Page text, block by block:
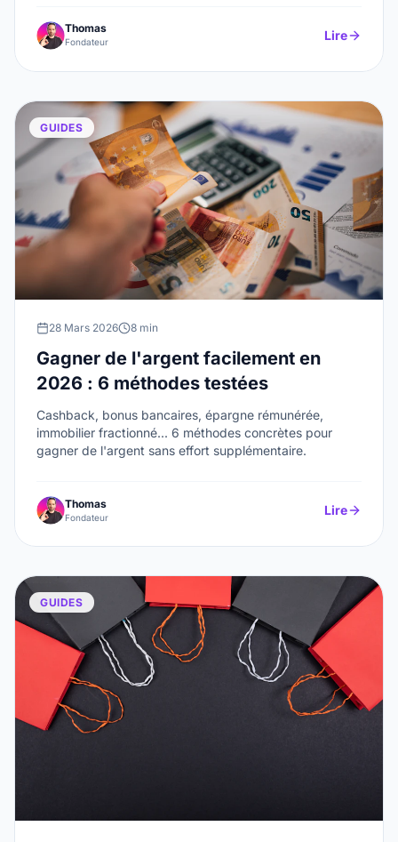
Thomas
Fondateur Lire
GUIDES
28 Mars 2026 8 min
Gagner de l'argent facilement en
2026 : 6 méthodes testées
Cashback, bonus bancaires, épargne rémunérée,
immobilier fractionné... 6 méthodes concrètes pour
gagner de l'argent sans effort supplémentaire.
Thomas
Fondateur Lire
GUIDES